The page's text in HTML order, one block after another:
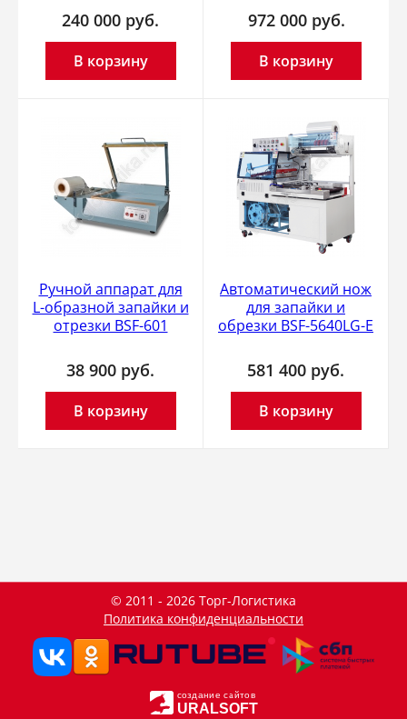
240 000 руб.
В корзину
972 000 руб.
В корзину
Ручной аппарат для
L-образной запайки и
отрезки BSF-601
38 900 руб.
В корзину
Автоматический нож
для запайки и
обрезки BSF-5640LG-E
581 400 руб.
В корзину
© 2011 - 2026 Торг-Логистика
Политика конфиденциальности
создание сайтов
URALSOFT